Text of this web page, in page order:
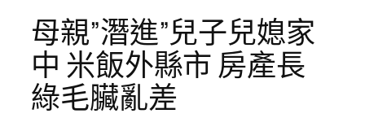
母親”潛進”兒子兒媳家
中 米飯外縣市 房產長
綠毛臟亂差